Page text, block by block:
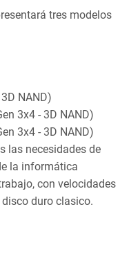
tres modelos
NAND)
3x4 - 3D NAND)
3x4 - 3D NAND)
las necesidades de
la informática
con velocidades
duro clasico.